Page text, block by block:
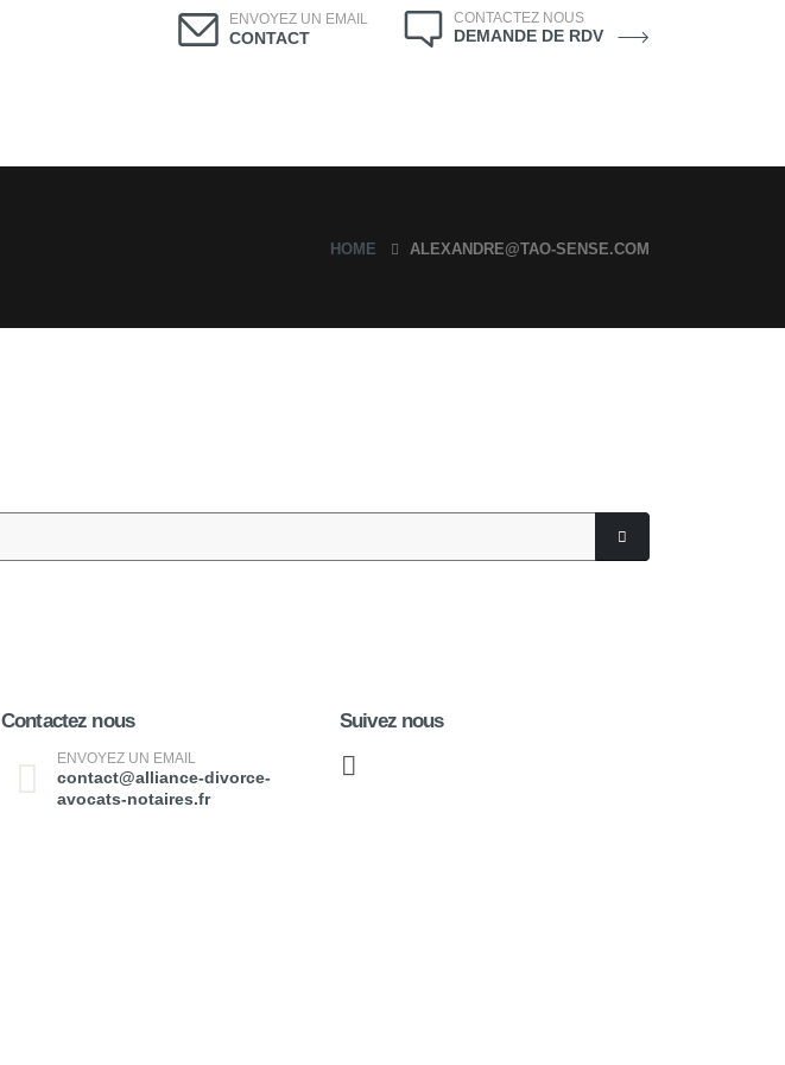
ENVOYEZ UN EMAIL
CONTACT
CONTACTEZ NOUS
DEMANDE DE RDV
HOME ALEXANDRE@TAO-SENSE.COM
Contactez nous
ENVOYEZ UN EMAIL
contact@alliance-divorce-
avocats-notaires.fr
Suivez nous